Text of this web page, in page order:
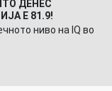
ДЕНЕС
Е 81.9!
ниво на IQ во